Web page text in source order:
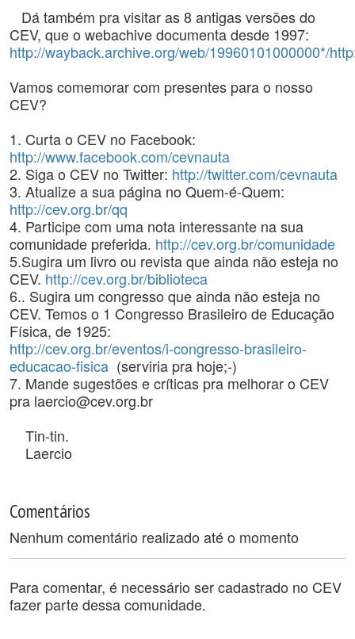
Dá também pra visitar as 8 antigas versões do
CEV, que o webachive documenta desde 1997:
http://wayback.archive.org/web/19960101000000*/
Vamos comemorar com presentes para o nosso
CEV?
1. Curta o CEV no Facebook:
http://www.facebook.com/cevnauta
2. Siga o CEV no Twitter: http://twitter.com/cevnauta
3. Atualize a sua página no Quem-é-Quem:
http://cev.org.br/qq
4. Participe com uma nota interessante na sua
comunidade preferida. http://cev.org.br/comunidade
5.Sugira um livro ou revista que ainda não esteja no
CEV. http://cev.org.br/biblioteca
6.. Sugira um congresso que ainda não esteja no
CEV. Temos o 1 Congresso Brasileiro de Educação
Física, de 1925:
http://cev.org.br/eventos/i-congresso-brasileiro-
educacao-fisica (serviria pra hoje;-)
7. Mande sugestões e críticas pra melhorar o CEV
pra laercio@cev.org.br
Tin-tin.
Laercio
Comentários
Nenhum comentário realizado até o momento
Para comentar, é necessário ser cadastrado no CEV
fazer parte dessa comunidade.